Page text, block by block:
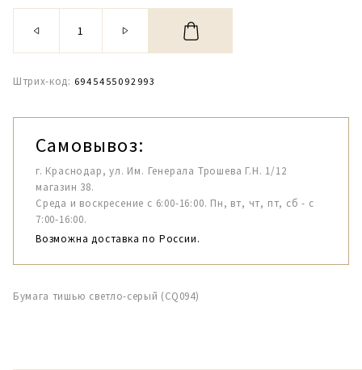
Штрих-код: 6945455092993
Самовывоз:
г. Краснодар, ул. Им. Генерала Трошева Г.Н. 1/12
магазин 38.
Среда и воскресение с 6:00-16:00. Пн, вт, чт, пт, сб - с
7:00-16:00.
Возможна доставка по России.
Бумага тишью светло-серый (CQ094)